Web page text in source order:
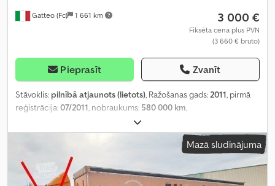
Gatteo (Fc) 1 661 km 3 000 €
Fiksēta cena plus PVN
(3 660 € bruto)
Pieprasīt Zvanīt
Stāvoklis: pilnībā atjaunots (lietots), Ražošanas gads:2011, pirmā
reģistrācija:07/2011, nobraukums: 580 000 km,
Mazā sludinājuma